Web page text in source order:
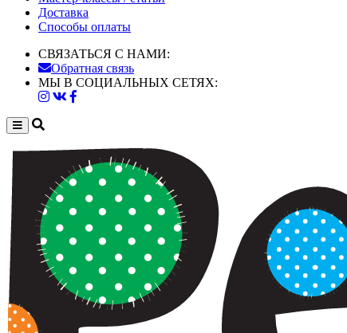
Доставка
Способы оплаты
СВЯЗАТЬСЯ С НАМИ:
Обратная связь
МЫ В СОЦИАЛЬНЫХ СЕТЯХ: